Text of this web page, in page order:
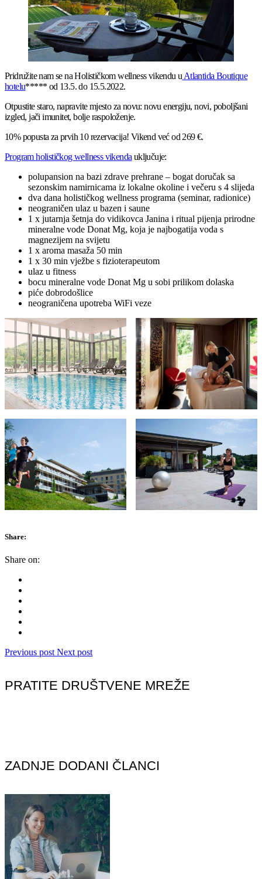
Pridružite nam se na Holističkom wellness vikendu u Atlantida Boutique
hotelu***** od 13.5. do 15.5.2022.
Otpustite staro, napravite mjesto za novu: novu energiju, novi, poboljšani
izgled, jači imunitet, bolje raspoloženje.
10% popusta za prvih 10 rezervacija! Vikend već od 269 €.
Program holističkog wellness vikenda uključuje:
polupansion na bazi zdrave prehrane – bogat doručak sa
sezonskim namirnicama iz lokalne okoline i večeru s 4 slijeda
dva dana holističkog wellness programa (seminar, radionice)
neograničen ulaz u bazen i saune
1 x jutarnja šetnja do vidikovca Janina i ritual pijenja prirodne
mineralne vode Donat Mg, koja je najbogatija voda s
magnezijem na svijetu
1 x aroma masaža 50 min
1 x 30 min vježbe s fizioterapeutom
ulaz u fitness
bocu mineralne vode Donat Mg u sobi prilikom dolaska
piće dobrodošlice
neograničena upotreba WiFi veze
Share:
Share on:
Previous post Next post
PRATITE DRUŠTVENE MREŽE
ZADNJE DODANI ČLANCI